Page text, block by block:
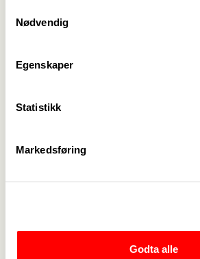
Nødvendig
Egenskaper
Statistikk
Markedsføring
Godta alle
korrespondanse med annen
i hele fylket
På vegne av Fagforbundet
Regionleder